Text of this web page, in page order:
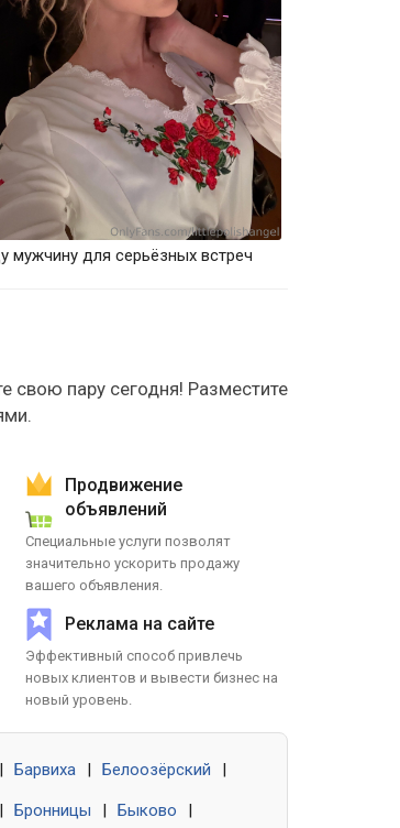
мужчину для серьёзных встреч
свою пару сегодня! Разместите
Продвижение
объявлений
Специальные услуги позволят
значительно ускорить продажу
вашего объявления.
Реклама на сайте
Эффективный способ привлечь
новых клиентов и вывести бизнес на
новый уровень.
Барвиха Белоозёрский
Бронницы Быково